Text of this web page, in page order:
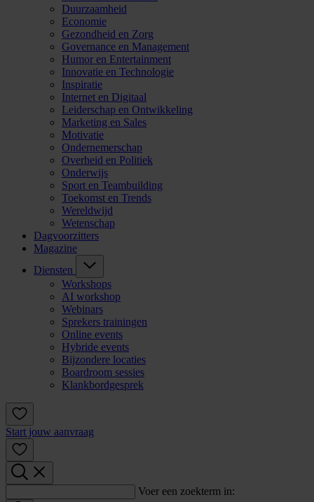
Duurzaamheid
Economie
Gezondheid en Zorg
Governance en Management
Humor en Entertainment
Innovatie en Technologie
Inspiratie
Internet en Digitaal
Leiderschap en Ontwikkeling
Marketing en Sales
Motivatie
Ondernemerschap
Overheid en Politiek
Onderwijs
Sport en Teambuilding
Toekomst en Trends
Wereldwijd
Wetenschap
Dagvoorzitters
Magazine
Diensten
Workshops
AI workshop
Webinars
Sprekers trainingen
Online events
Hybride events
Bijzondere locaties
Boardroom sessies
Klankbordgesprek
Start jouw aanvraag
Voer een zoekterm in: